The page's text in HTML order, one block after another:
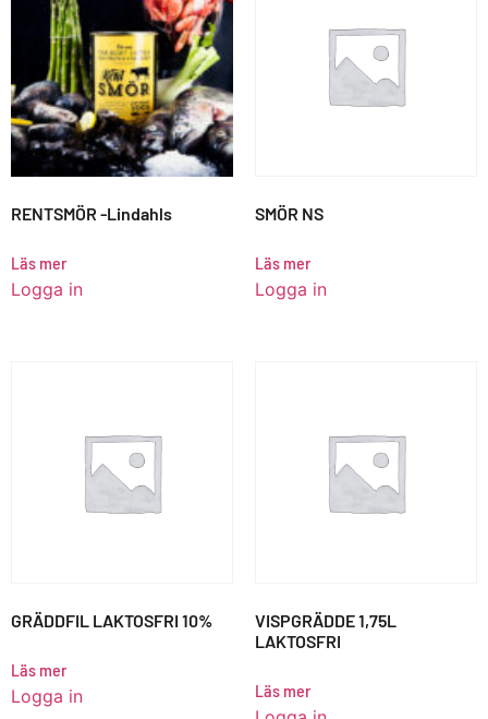
RENTSMÖR -Lindahls
Läs mer
Logga in
SMÖR NS
Läs mer
Logga in
GRÄDDFIL LAKTOSFRI 10%
Läs mer
Logga in
VISPGRÄDDE 1,75L
LAKTOSFRI
Läs mer